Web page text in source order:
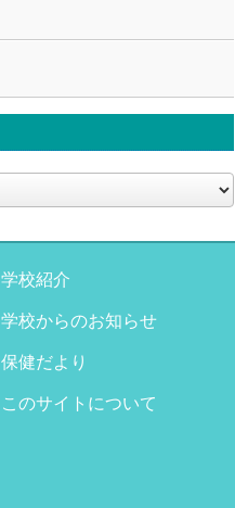
学校紹介
学校からのお知らせ
保健だより
このサイトについて